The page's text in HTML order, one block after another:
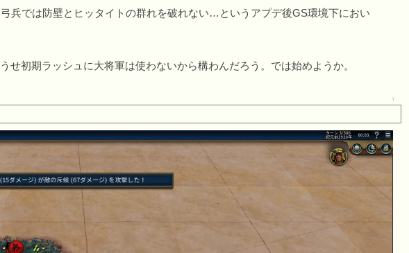
兵では防壁とヒッタイトの群れを破れない…というアプデ後GS環境下におい
初期ラッシュに大将軍は使わないから構わんだろう。では始めようか。
↑